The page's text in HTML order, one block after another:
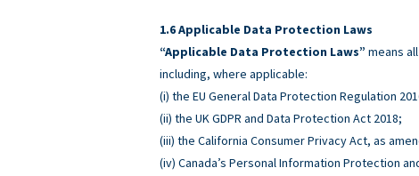
Applicable Data Protection Laws
“Applicable Data Protection Laws” means
including, where applicable:
(i) the EU General Data Protection Regulation
(ii) the UK GDPR and Data Protection Act 2018;
(iii) the California Consumer Privacy Act, as
(iv) Canada’s Personal Information Protection